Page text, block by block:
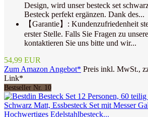
Design, wird unser besteck set
Besteck perfekt ergänzen. Dank des...
【Garantie】: Kundenzufriedenheit
erster Stelle. Falls Sie Fragen zu
kontaktieren Sie uns bitte und wir...
54,99 EUR
Zum Amazon Angebot* Preis inkl. MwSt.,
Link*
Bestseller Nr. 10